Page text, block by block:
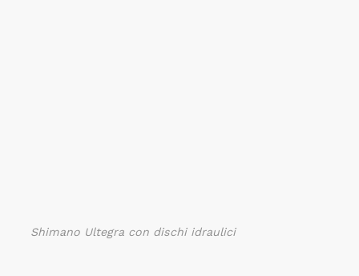
Shimano Ultegra con dischi idraulici